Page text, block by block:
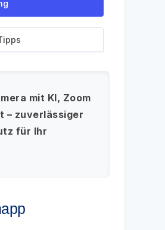
mit KI, Zoom
– zuverlässiger
für Ihr